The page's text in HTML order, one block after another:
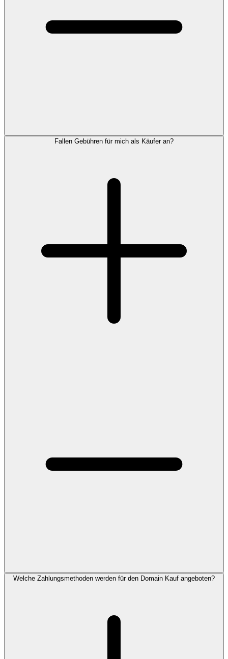
Fallen Gebühren für mich als Käufer an?
Welche Zahlungsmethoden werden für den Domain Kauf angeboten?